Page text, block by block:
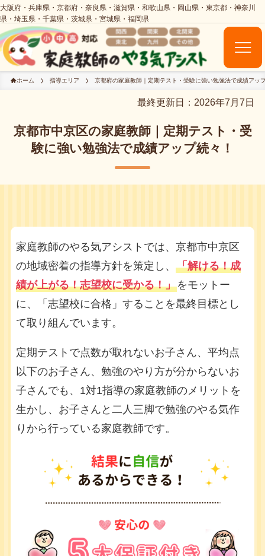
ホーム 指導エリア 京都府の家庭教師｜定期テスト・受験に強い勉強法で成績アッ
最終更新日：2026年7月7日
京都市中京区の家庭教師｜定期テスト・受
験に強い勉強法で成績アップ続々！
家庭教師のやる気アシストでは、京都市中京区
の地域密着の指導方針を策定し、 「解ける！成
績が上がる！志望校に受かる！」をモットー
に、「志望校に合格」することを最終目標とし
て取り組んでいます。
定期テストで点数が取れないお子さん、平均点
以下のお子さん、勉強のやり方が分からないお
子さんでも、1対1指導の家庭教師のメリットを
生かし、お子さんと二人三脚で勉強のやる気作
りから行っている家庭教師です。